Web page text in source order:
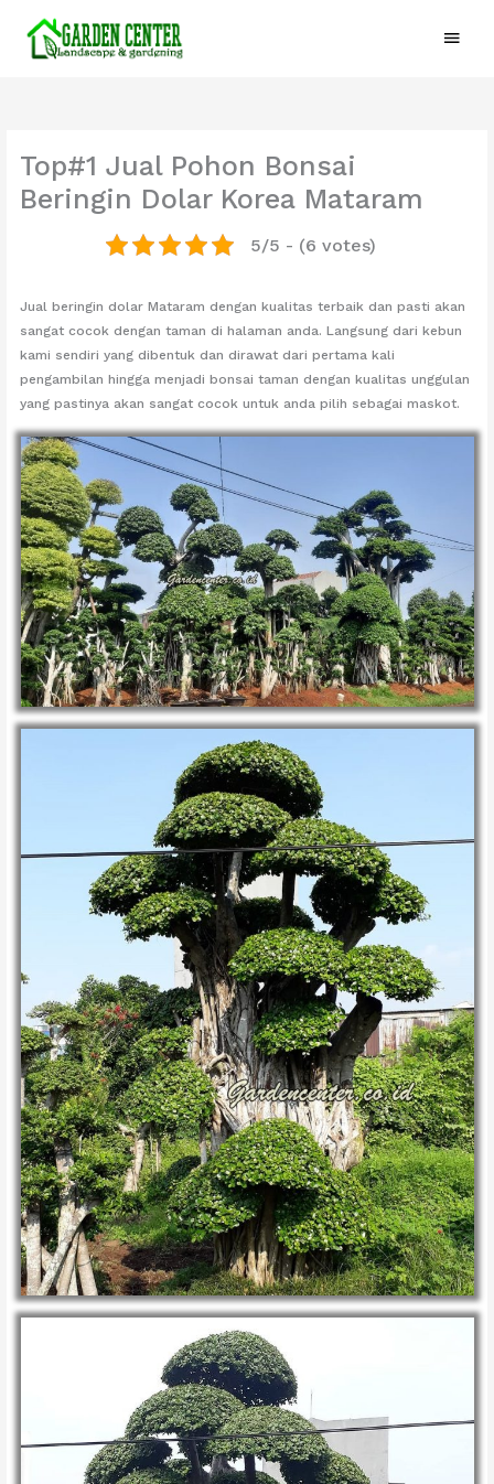
konten
Menu
Top#1 Jual Pohon Bonsai
Beringin Dolar Korea Mataram
5/5 - (6 votes)
Jual beringin dolar Mataram dengan kualitas terbaik dan pasti akan
sangat cocok dengan taman di halaman anda. Langsung dari kebun
kami sendiri yang dibentuk dan dirawat dari pertama kali
pengambilan hingga menjadi bonsai taman dengan kualitas unggulan
yang pastinya akan sangat cocok untuk anda pilih sebagai maskot.